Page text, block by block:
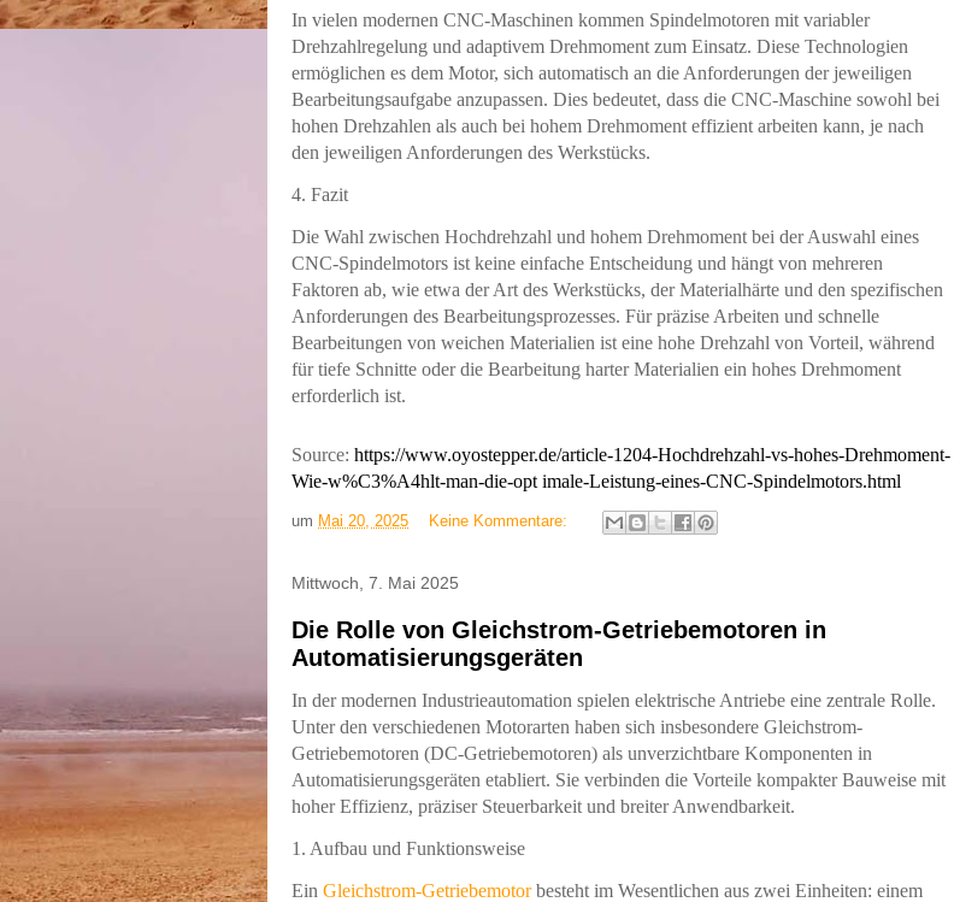
In vielen modernen CNC-Maschinen kommen Spindelmotoren mit variabler
Drehzahlregelung und adaptivem Drehmoment zum Einsatz. Diese Technologien
ermöglichen es dem Motor, sich automatisch an die Anforderungen der jeweiligen
Bearbeitungsaufgabe anzupassen. Dies bedeutet, dass die CNC-Maschine sowohl bei
hohen Drehzahlen als auch bei hohem Drehmoment effizient arbeiten kann, je nach
den jeweiligen Anforderungen des Werkstücks.
4. Fazit
Die Wahl zwischen Hochdrehzahl und hohem Drehmoment bei der Auswahl eines
CNC-Spindelmotors ist keine einfache Entscheidung und hängt von mehreren
Faktoren ab, wie etwa der Art des Werkstücks, der Materialhärte und den spezifischen
Anforderungen des Bearbeitungsprozesses. Für präzise Arbeiten und schnelle
Bearbeitungen von weichen Materialien ist eine hohe Drehzahl von Vorteil, während
für tiefe Schnitte oder die Bearbeitung harter Materialien ein hohes Drehmoment
erforderlich ist.
Source: https://www.oyostepper.de/article-1204-Hochdrehzahl-vs-hohes-Drehmoment-
Wie-w%C3%A4hlt-man-die-opt imale-Leistung-eines-CNC-Spindelmotors.html
um Mai 20, 2025 Keine Kommentare:
Mittwoch, 7. Mai 2025
Die Rolle von Gleichstrom-Getriebemotoren in
Automatisierungsgeräten
In der modernen Industrieautomation spielen elektrische Antriebe eine zentrale Rolle.
Unter den verschiedenen Motorarten haben sich insbesondere Gleichstrom-
Getriebemotoren (DC-Getriebemotoren) als unverzichtbare Komponenten in
Automatisierungsgeräten etabliert. Sie verbinden die Vorteile kompakter Bauweise mit
hoher Effizienz, präziser Steuerbarkeit und breiter Anwendbarkeit.
1. Aufbau und Funktionsweise
Ein Gleichstrom-Getriebemotorbesteht im Wesentlichen aus zwei Einheiten: einem